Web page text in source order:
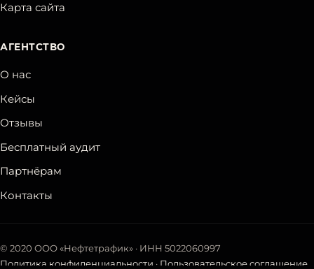
Карта сайта
АГЕНТСТВО
О нас
Кейсы
Отзывы
Бесплатный аудит
Партнёрам
Контакты
© 2020 ООО «Нефтетрафик» · ИНН 5022060997
Политика конфиденциальности · Пользовательское соглашение